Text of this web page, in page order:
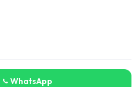
WhatsApp